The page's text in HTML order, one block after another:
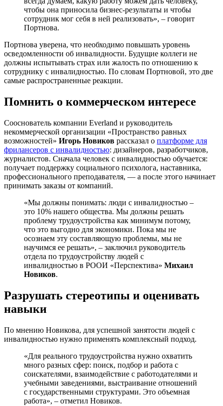
чтобы она приносила бизнес-результаты и чтобы
сотрудник мог себя в ней реализовать», – говорит
Портнова.
Портнова уверена, что необходимо повышать уровень
осведомленности об инвалидности. Будущие коллеги не
должны испытывать страх или жалость по отношению к
сотруднику с инвалидностью. По словам Портновой, это две
самые распространенные реакции.
Помнить о коммерческом интересе
Сооснователь компании Everland и руководитель
некоммерческой организации «Пространство равных
возможностей» Игорь Новиков рассказал о платформе для
фрилансеров с инвалидностью: дизайнеров, разработчиков,
журналистов. Сначала человек с инвалидностью обучается:
получает поддержку социального психолога, наставника,
профессионального преподавателя, — а после этого начинает
принимать заказы от компаний.
«Мы должны понимать: люди с инвалидностью –
это 10% нашего общества. Мы должны решать
проблему трудоустройства как минимум потому,
что это выгодно для экономики. Пока мы не
осознаем эту составляющую проблемы, мы не
научимся ее решать», – заключил руководитель
отдела по трудоустройству людей с
инвалидностью в РООИ «Перспектива» Михаил
Новиков.
Разрушать стереотипы и оценивать
навыки
По мнению Новикова, для успешной занятости людей с
инвалидностью нужно применять комплексный подход.
«Для реального трудоустройства нужно охватить
много разных сфер: поиск, подбор и работа с
соискателями, взаимодействие с работодателями и
учебными заведениями, выстраивание отношений
с государственными структурами. Это объемная
работа», – отметил Новиков.